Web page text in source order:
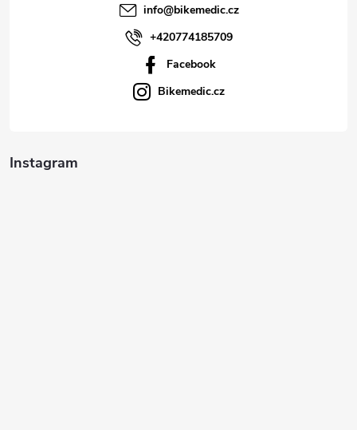
info@bikemedic.cz
+420774185709
Facebook
Bikemedic.cz
Instagram